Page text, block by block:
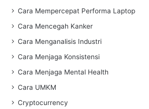
Cara Mempercepat Performa Laptop
Cara Mencegah Kanker
Cara Menganalisis Industri
Cara Menjaga Konsistensi
Cara Menjaga Mental Health
Cara UMKM
Cryptocurrency